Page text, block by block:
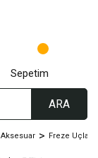
ARA
Sepetim
Freze Uçları